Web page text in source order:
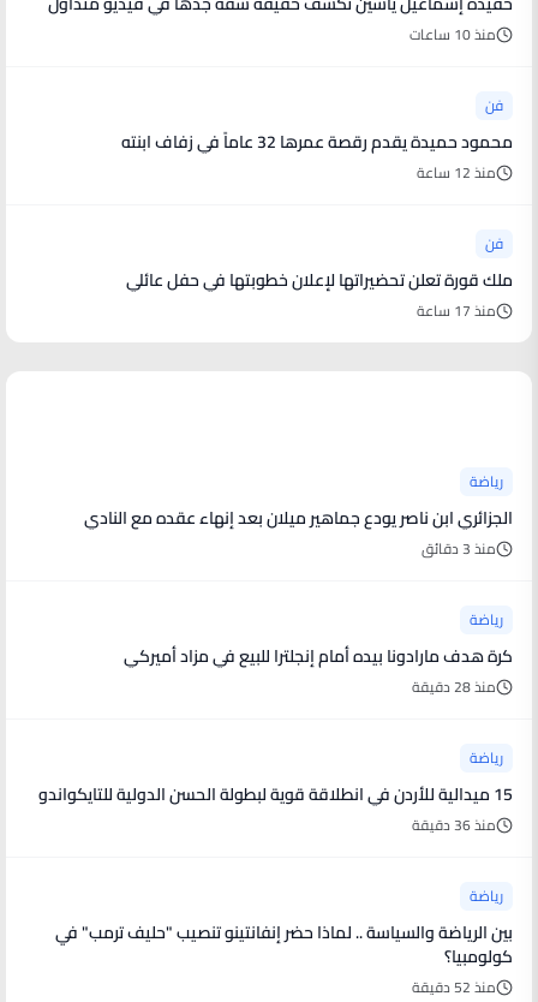
منذ 10 ساعات
فن
محمود حميدة يقدم رقصة عمرها 32 عاماً في زفاف ابنته
منذ 12 ساعة
فن
ملك قورة تعلن تحضيراتها لإعلان خطوبتها في حفل عائلي
منذ 17 ساعة
رياضة
الجزائري ابن ناصر يودع جماهير ميلان بعد إنهاء عقده مع النادي
منذ 3 دقائق
رياضة
كرة هدف مارادونا بيده أمام إنجلترا للبيع في مزاد أميركي
منذ 28 دقيقة
رياضة
15 ميدالية للأردن في انطلاقة قوية لبطولة الحسن الدولية للتايكواندو
منذ 36 دقيقة
رياضة
بين الرياضة والسياسة .. لماذا حضر إنفانتينو تنصيب "حليف ترمب" في
كولومبيا؟
منذ 52 دقيقة